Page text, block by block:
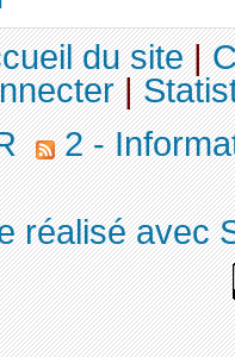
du site|
|
2 -
réalisé avec